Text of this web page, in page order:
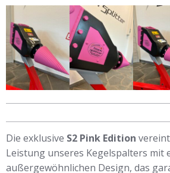
Die exklusive S2 Pink Edition
Leistung unseres Kegelspalters mit
außergewöhnlichen Design, das